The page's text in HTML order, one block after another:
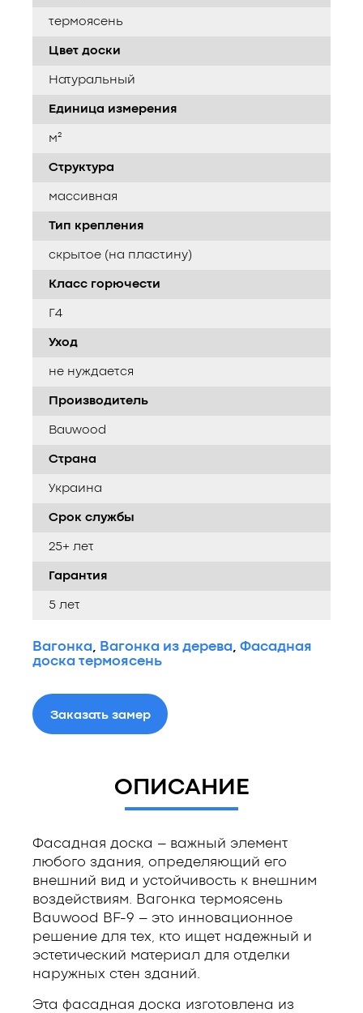
термоясень
Цвет доски
Натуральный
Единица измерения
м²
Структура
массивная
Тип крепления
скрытое (на пластину)
Класс горючести
Г4
Уход
не нуждается
Производитель
Bauwood
Страна
Украина
Срок службы
25+ лет
Гарантия
5 лет
Вагонка, Вагонка из дерева, Фасадная
доска термоясень
Заказать замер
ОПИСАНИЕ
Фасадная доска – важный элемент
любого здания, определяющий его
внешний вид и устойчивость к внешним
воздействиям. Вагонка термоясень
Bauwood BF-9 – это инновационное
решение для тех, кто ищет надежный и
эстетический материал для отделки
наружных стен зданий.
Эта фасадная доска изготовлена из